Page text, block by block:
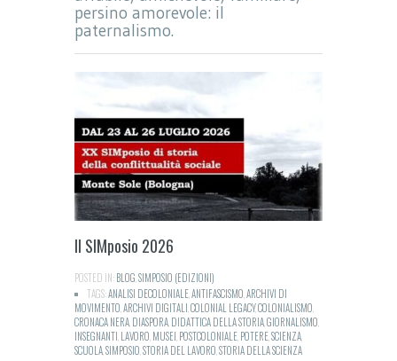
persino amorevole: il
paternalismo.
Il SIMposio 2026
POSTED IN:BLOG SIMPOSIO (EDIZIONI)
TAGS:ANALISI DECOLONIALEANTIFASCISMO ARCHIVI DI
MOVIMENTO ARCHIVI DIGITALI COLONIAL LEGACY,COLONIALISMO
CRONACA NERA DIASPORA DIDATTICA DELLA STORIAGIORNALISMO
INSEGNANTI LAVORO MUSEI POSTCOLONIALE POTERESCIENZA
SCUOLASIMPOSIO STORIA DEL LAVORO STORIA DELLA SCIENZA